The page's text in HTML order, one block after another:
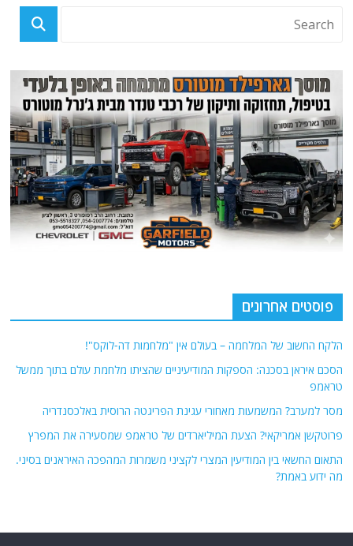
פוסטים אחרונים
הלקח החשוב של המלחמה – בעולם אין "מלחמות דה-לוקס"!
הסכם איראן בסכנה: הספקות המודיעיניים שהציתו מלחמת עולם בתוך ממשל
טראמפ
מסר למערב? המשמעות מאחורי עגינת הפריגטה הרוסית באלכסנדריה
פרוטקשן אמריקאי? הצעת המיליארדים של טראמפ שמסעירה את המפרץ
התאום החשאי בין המודיעין המצרי לקציני משמרות המהפכה האיראנים בסיני.
מה ידוע באמת?